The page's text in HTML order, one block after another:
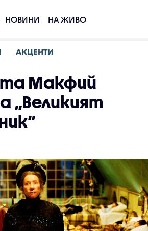
НОВИНИ НА ЖИВО
АКЦЕНТИ
Макфий
„Великият